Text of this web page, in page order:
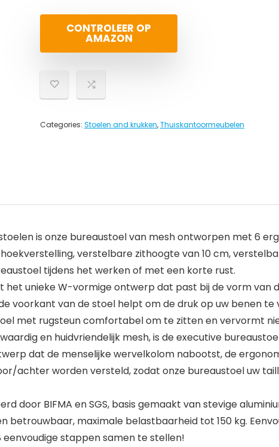
CONTROLEER OP
AMAZON
Categories: Stoelen and krukken,Thuiskantoormeubelen
is onze bureaustoel van mesh ontworpen met 6
verstelbare zithoogte van 10 cm,
tijdens het werken of met een korte rust.
unieke W-vormige ontwerp dat past bij de vorm van
voorkant van de stoel helpt om de druk op uw benen te
met rugsteun comfortabel om te zitten en vervormt
en huidvriendelijk mesh, is de executive
dat de menselijke wervelkolom nabootst, de
achter worden versteld, zodat onze bureaustoel uw
door BIFMA en SGS, basis gemaakt van stevige
betrouwbaar, maximale belastbaarheid tot 150 kg.
stappen samen te stellen!